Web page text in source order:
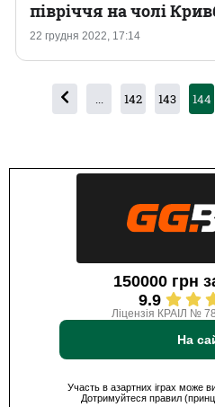
22 грудня 2022, 17:14
півріччя на чолі
... 142 143 144
150000 грн
9.9
Ліцензія КРАІЛ №
На
Участь в азартних іграх може
Дотримуйтеся правил